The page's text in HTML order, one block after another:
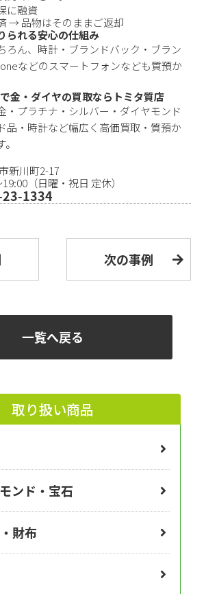
に融資
→ 品物はそのままご返却
られる安心の仕組み
ろん、時計・ブランドバック・ブラン
などのスマートフォンなども質預か
金・ダイヤの買取ならトミタ質店
・プラチナ・シルバー・ダイヤモンド
品・時計など幅広く高価買取・質預か
新川町2-17
（日曜・祝日 定休）
1334
次の事例
一覧へ戻る
取り扱い商品
ンド・宝石
財布